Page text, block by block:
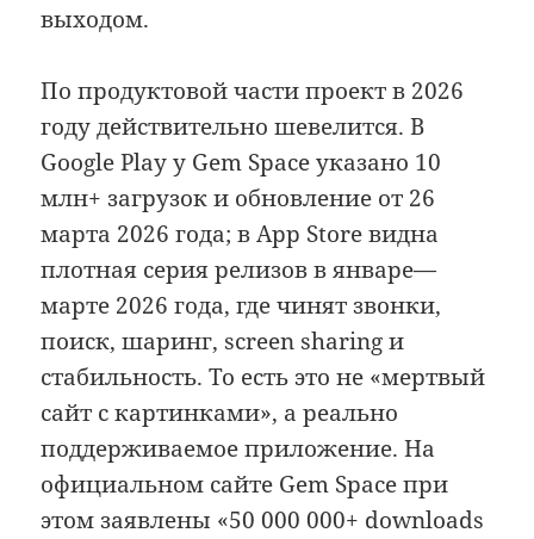
выходом.
По продуктовой части проект в 2026
году действительно шевелится. В
Google Play у Gem Space указано 10
млн+ загрузок и обновление от 26
марта 2026 года; в App Store видна
плотная серия релизов в январе—
марте 2026 года, где чинят звонки,
поиск, шаринг, screen sharing и
стабильность. То есть это не «мертвый
сайт с картинками», а реально
поддерживаемое приложение. На
официальном сайте Gem Space при
этом заявлены «50 000 000+ downloads